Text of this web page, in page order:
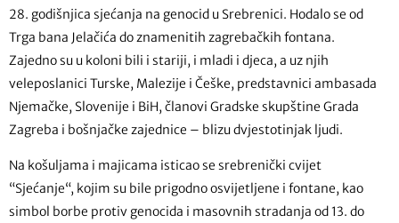
28. godišnjica sjećanja na genocid u Srebrenici. Hodalo se od
Trga bana Jelačića do znamenitih zagrebačkih fontana.
Zajedno su u koloni bili i stariji, i mladi i djeca, a uz njih
veleposlanici Turske, Malezije i Češke, predstavnici ambasada
Njemačke, Slovenije i BiH, članovi Gradske skupštine Grada
Zagreba i bošnjačke zajednice – blizu dvjestotinjak ljudi.
Na košuljama i majicama isticao se srebrenički cvijet
“Sjećanje“, kojim su bile prigodno osvijetljene i fontane, kao
simbol borbe protiv genocida i masovnih stradanja od 13. do